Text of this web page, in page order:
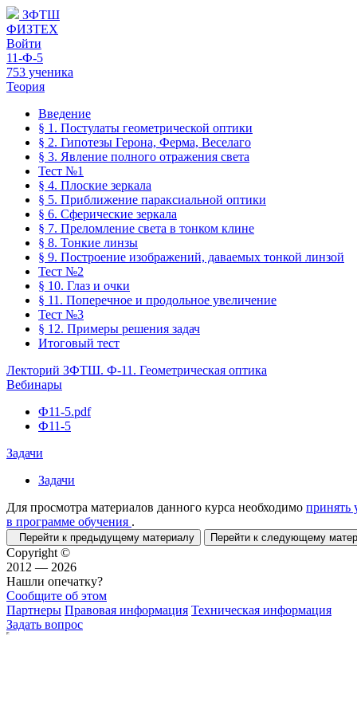
ЗФТШ
ФИЗТЕХ
Войти
11-Ф-5
753 ученика
Теория
Введение
§ 1. Постулаты геометрической оптики
§ 2. Гипотезы Герона, Ферма, Веселаго
§ 3. Явление полного отражения света
Тест №1
§ 4. Плоские зеркала
§ 5. Приближение параксиальной оптики
§ 6. Сферические зеркала
§ 7. Преломление света в тонком клине
§ 8. Тонкие линзы
§ 9. Построение изображений, даваемых тонкой линзой
Тест №2
§ 10. Глаз и очки
§ 11. Поперечное и продольное увеличение
Тест №3
§ 12. Примеры решения задач
Итоговый тест
Лекторий ЗФТШ. Ф-11. Геометрическая оптика
Вебинары
Ф11-5.pdf
Ф11-5
Задачи
Задачи
Для просмотра материалов данного курса необходимо принять
в программе обучения .
Перейти к предыдущему материалу Перейти к следующему
Copyright ©
2012 — 2026
Нашли опечатку?
Сообщите об этом
Партнеры Правовая информация Техническая информация
Задать вопрос